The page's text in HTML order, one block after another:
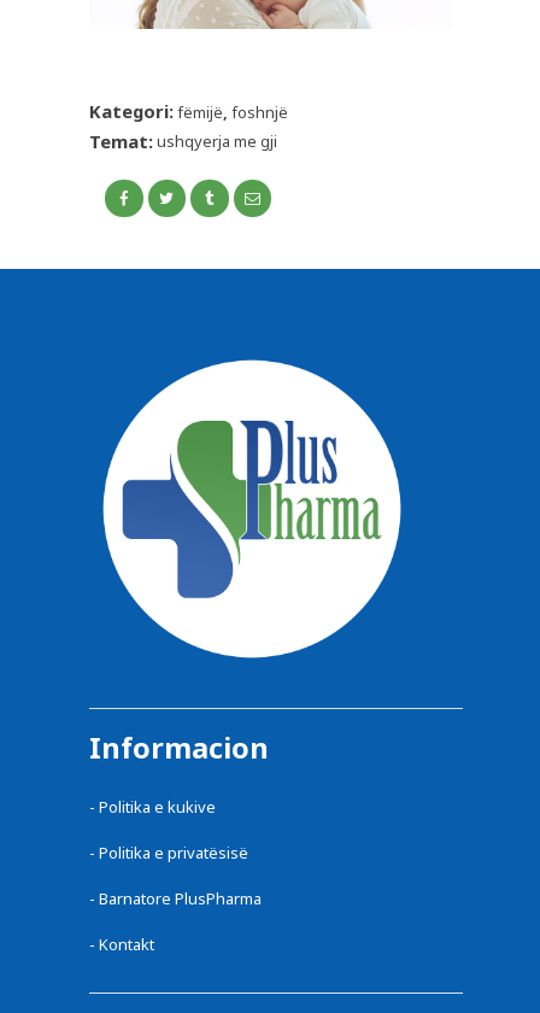
Kategori:fëmijë, foshnjë
Temat:ushqyerja me gji
Informacion
- Politika e kukive
- Politika e privatësisë
- Barnatore PlusPharma
- Kontakt